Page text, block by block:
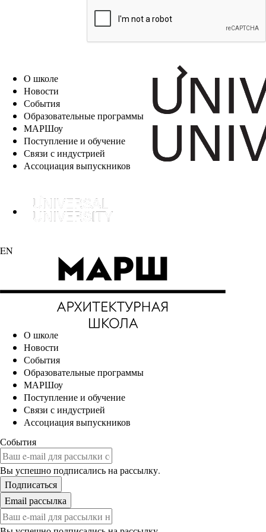
EN
О школе
Новости
События
Образовательные программы
МАРШоу
Поступление и обучение
Связи с индустрией
Ассоциация выпускников
EN
О школе
Новости
События
Образовательные программы
МАРШоу
Поступление и обучение
Связи с индустрией
Ассоциация выпускников
События
Вы успешно подписались на рассылку.